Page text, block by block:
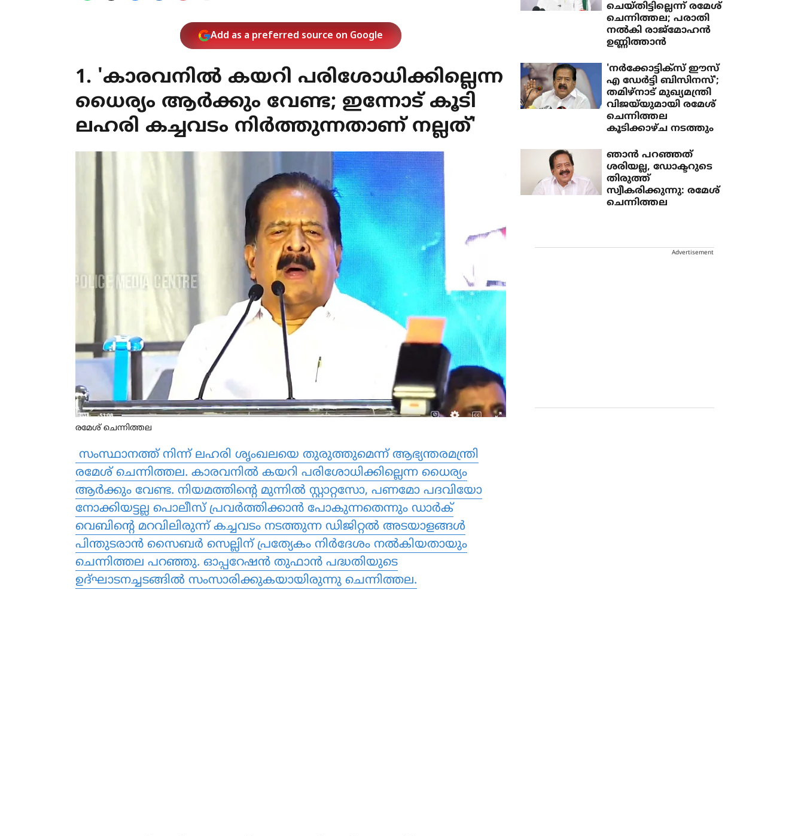
Add as a preferred source on Google
1. 'കാരവനില്‍ കയറി പരിശോധിക്കില്ലെന്ന
ധൈര്യം ആര്‍ക്കും വേണ്ട; ഇന്നോട് കൂടി
ലഹരി കച്ചവടം നിര്‍ത്തുന്നതാണ് നല്ലത്'
രമേശ് ചെന്നിത്തല
സംസ്ഥാനത്ത് നിന്ന് ലഹരി ശൃംഖലയെ തുരുത്തുമെന്ന് ആഭ്യന്തരമന്ത്രി
രമേശ് ചെന്നിത്തല. കാരവനില്‍ കയറി പരിശോധിക്കില്ലെന്ന ധൈര്യം
ആര്‍ക്കും വേണ്ട. നിയമത്തിന്റെ മുന്നില്‍ സ്റ്റാറ്റസോ, പണമോ പദവിയോ
നോക്കിയട്ടല്ല പൊലീസ് പ്രവര്‍ത്തിക്കാന്‍ പോകുന്നതെന്നും ഡാര്‍ക്
വെബിന്റെ മറവിലിരുന്ന് കച്ചവടം നടത്തുന്ന ഡിജിറ്റല്‍ അടയാളങ്ങള്‍
പിന്തുടരാന്‍ സൈബര്‍ സെല്ലിന് പ്രത്യേകം നിര്‍ദേശം നല്‍കിയതായും
ചെന്നിത്തല പറഞ്ഞു. ഓപ്പറേഷന്‍ തുഫാന്‍ പദ്ധതിയുടെ
ഉദ്ഘാടനച്ചടങ്ങില്‍ സംസാരിക്കുകയായിരുന്നു ചെന്നിത്തല.
ചെയ്തിട്ടില്ലെന്ന് രമേശ്
ചെന്നിത്തല; പരാതി
നൽകി രാജ്‌മോഹൻ
ഉണ്ണിത്താൻ
'നര്‍ക്കോട്ടിക്‌സ് ഈസ്
എ ഡേര്‍ട്ടി ബിസിനസ്';
തമിഴ്‌നാട് മുഖ്യമന്ത്രി
വിജയ്‌യുമായി രമേശ്
ചെന്നിത്തല
കൂടിക്കാഴ്ച നടത്തും
ഞാന്‍ പറഞ്ഞത്
ശരിയല്ല, ഡോക്ടറുടെ
തിരുത്ത്
സ്വീകരിക്കുന്നു: രമേശ്
ചെന്നിത്തല
Advertisement